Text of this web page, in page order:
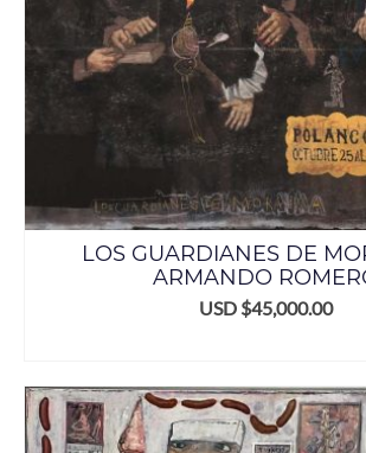
LOS GUARDIANES DE
ARMANDO
USD $45,000.00